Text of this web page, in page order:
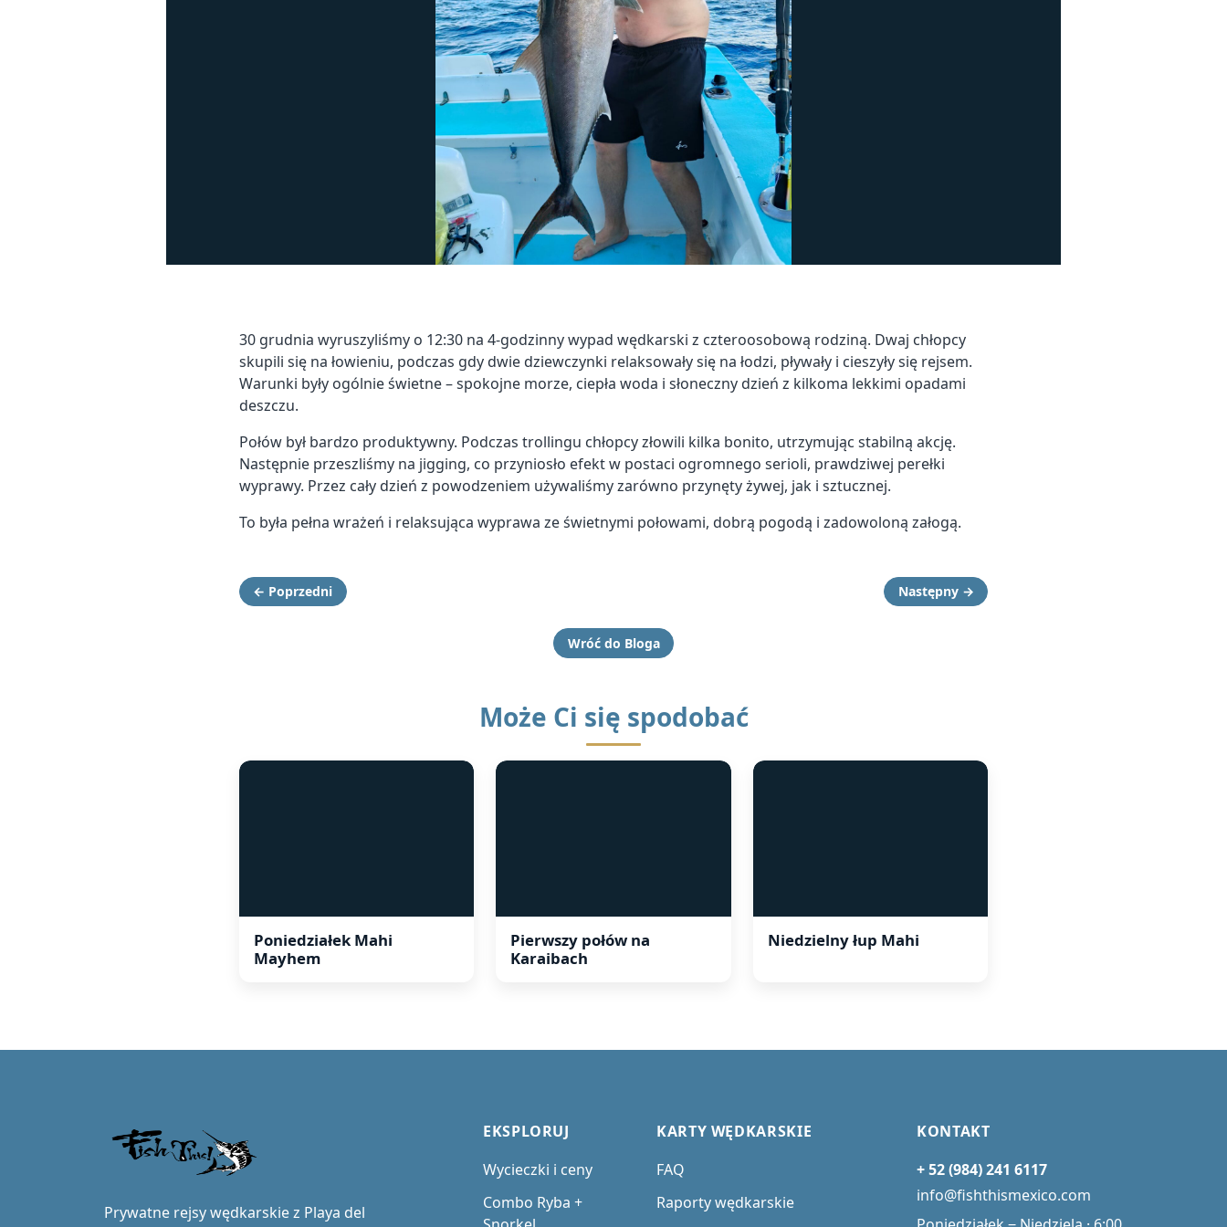
30 grudnia wyruszyliśmy o 12:30 na 4-godzinny wypad wędkarski z czteroosobową rodziną. Dwaj chłopcy
skupili się na łowieniu, podczas gdy dwie dziewczynki relaksowały się na łodzi, pływały i cieszyły się rejsem.
Warunki były ogólnie świetne – spokojne morze, ciepła woda i słoneczny dzień z kilkoma lekkimi opadami
deszczu.
Połów był bardzo produktywny. Podczas trollingu chłopcy złowili kilka bonito, utrzymując stabilną akcję.
Następnie przeszliśmy na jigging, co przyniosło efekt w postaci ogromnego serioli, prawdziwej perełki
wyprawy. Przez cały dzień z powodzeniem używaliśmy zarówno przynęty żywej, jak i sztucznej.
To była pełna wrażeń i relaksująca wyprawa ze świetnymi połowami, dobrą pogodą i zadowoloną załogą.
← Poprzedni Następny →
Wróć do Bloga
Może Ci się spodobać
Poniedziałek Mahi
Mayhem
Pierwszy połów na
Karaibach
Niedzielny łup Mahi
Prywatne rejsy wędkarskie z Playa del
EKSPLORUJ
Wycieczki i ceny
Combo Ryba +
KARTY WĘDKARSKIE
FAQ
Raporty wędkarskie
KONTAKT
+ 52 (984) 241 6117
info@fishthismexico.com